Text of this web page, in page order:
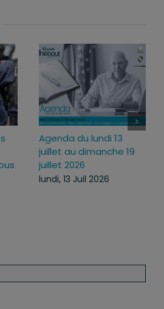
Agenda du lundi 13
juillet au dimanche 19
juillet 2026
lundi, 13 Juil 2026